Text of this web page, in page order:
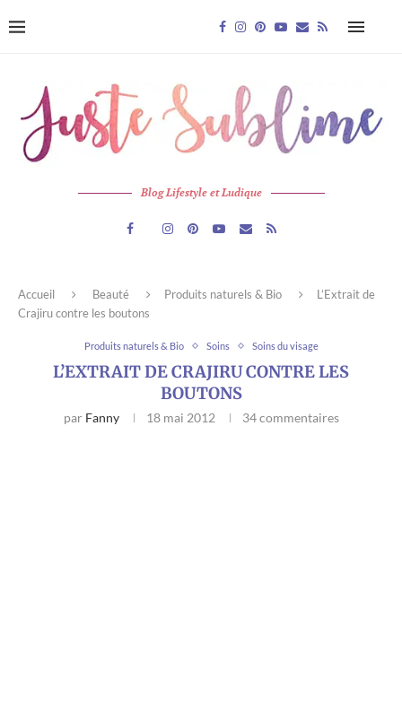
Blog Lifestyle et Ludique
Accueil Beauté Produits naturels & Bio
L’Extrait de
Crajiru contre les boutons
Produits naturels & Bio Soins Soins du visage
L’EXTRAIT DE CRAJIRU CONTRE LES
BOUTONS
par Fanny 18 mai 2012 34 commentaires